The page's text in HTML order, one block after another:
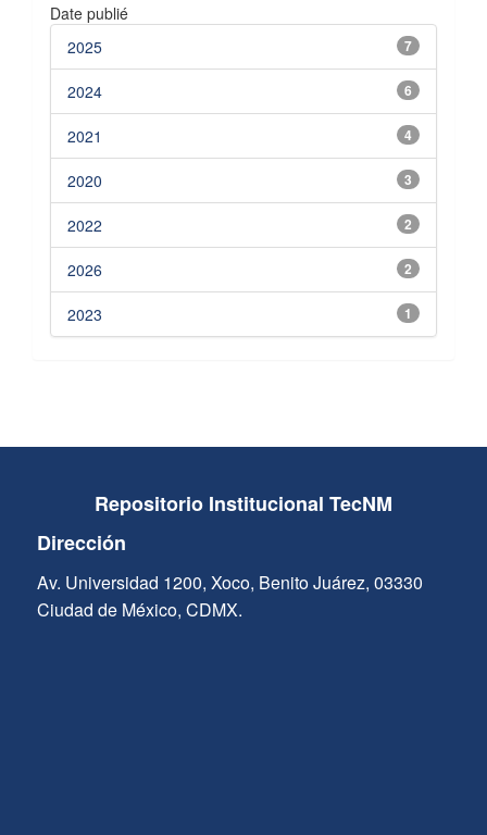
Date publié
7
2025
6
2024
4
2021
3
2020
2
2022
2
2026
1
2023
Repositorio Institucional TecNM
Dirección
Av. Universidad 1200, Xoco, Benito Juárez, 03330
Ciudad de México, CDMX.